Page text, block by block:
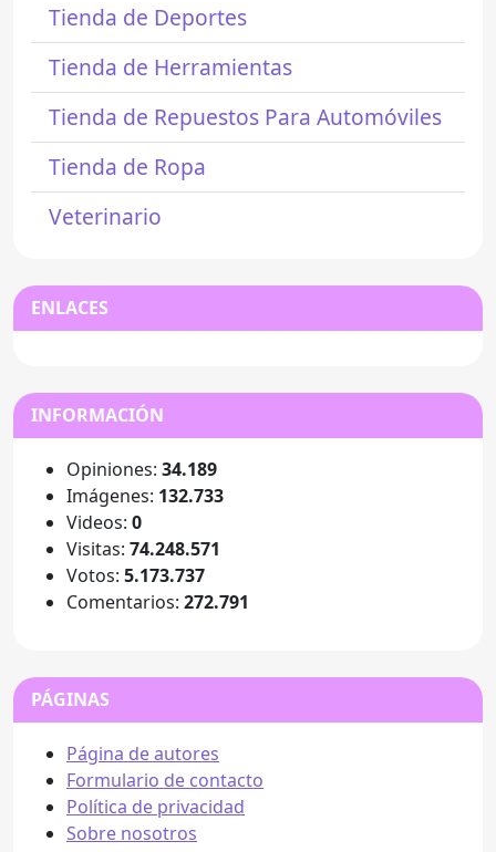
Tienda de Deportes
Tienda de Herramientas
Tienda de Repuestos Para Automóviles
Tienda de Ropa
Veterinario
ENLACES
INFORMACIÓN
Opiniones: 34.189
Imágenes: 132.733
Videos: 0
Visitas: 74.248.571
Votos: 5.173.737
Comentarios: 272.791
PÁGINAS
Página de autores
Formulario de contacto
Política de privacidad
Sobre nosotros